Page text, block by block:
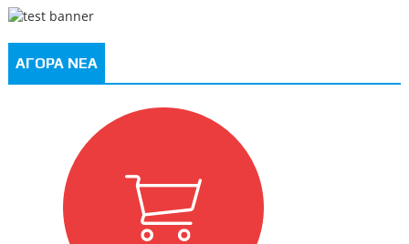
ΑΓΟΡΑ ΝΕΑ